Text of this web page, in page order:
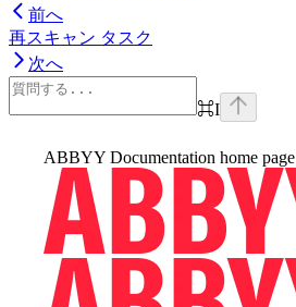
前へ
再スキャン タスク
次へ
⌘I
ABBYY Documentation home page